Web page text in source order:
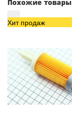
Похожие товары
Хит продаж